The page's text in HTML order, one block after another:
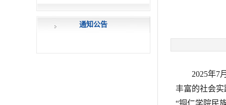
通知公告
2025年7
丰富的社会
“铜仁学院民